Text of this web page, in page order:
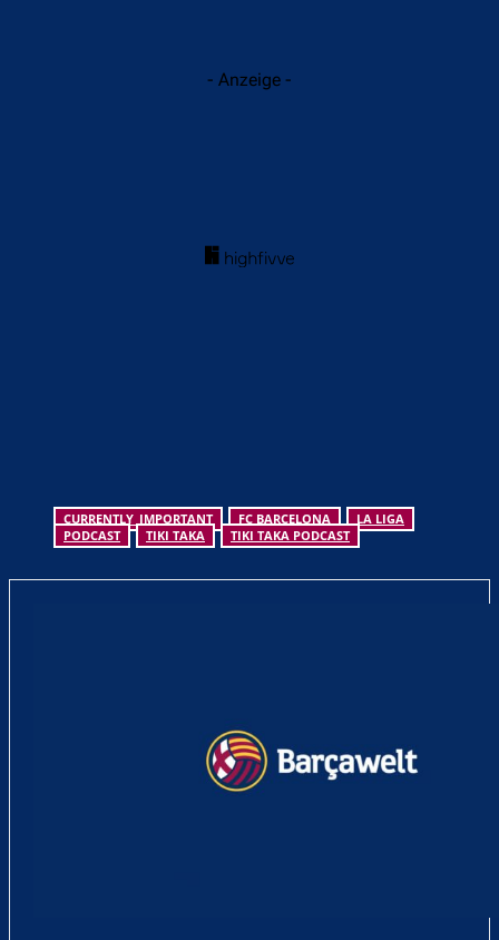
- Anzeige -
CURRENTLY_IMPORTANT FC BARCELONA
LA LIGA
PODCAST
TIKI TAKA TIKI TAKA PODCAST